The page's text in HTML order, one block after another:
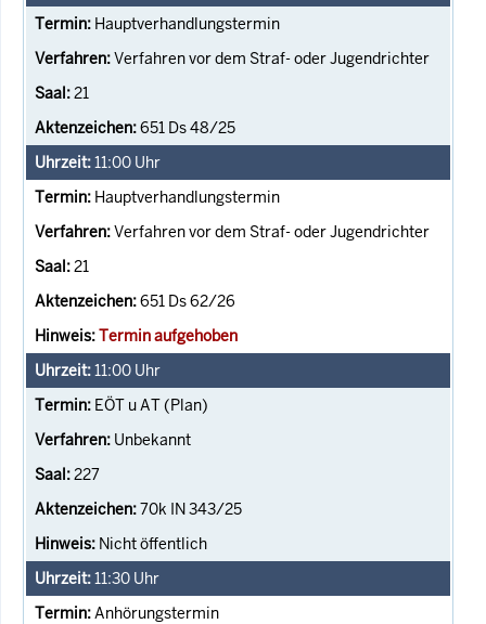
Hauptverhandlungstermin
Verfahren vor dem Straf- oder Jugendrichter
21
651 Ds 48/25
11:00 Uhr
Hauptverhandlungstermin
Verfahren vor dem Straf- oder Jugendrichter
21
651 Ds 62/26
Termin aufgehoben
11:00 Uhr
EÖT u AT (Plan)
Unbekannt
227
70k IN 343/25
Nicht öffentlich
11:30 Uhr
Anhörungstermin